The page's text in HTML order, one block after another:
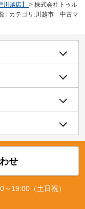
越店】 > 株式会社トゥル
| カテゴリ:川越市 中古マ
せ
19:00（土日祝）